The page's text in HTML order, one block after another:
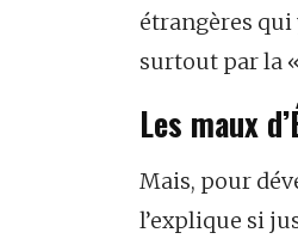
étrangères
surtout par la
Les maux
Mais, pour
l’explique si